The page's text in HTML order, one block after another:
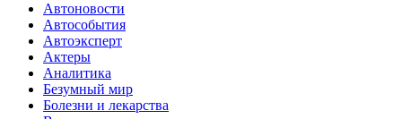
Автоновости
Автособытия
Автоэксперт
Актеры
Аналитика
Безумный мир
Болезни и лекарства